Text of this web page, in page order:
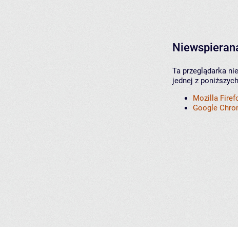
Ta przeglądarka
jednej z
Mozilla
Google